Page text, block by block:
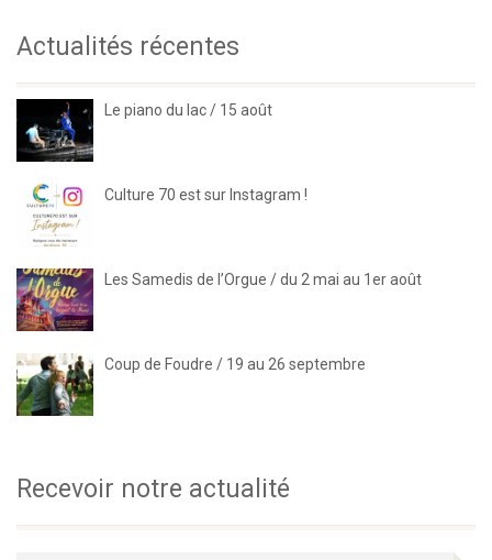
Actualités récentes
Le piano du lac / 15 août
Culture 70 est sur Instagram !
Les Samedis de l’Orgue / du 2 mai au 1er août
Coup de Foudre / 19 au 26 septembre
Recevoir notre actualité